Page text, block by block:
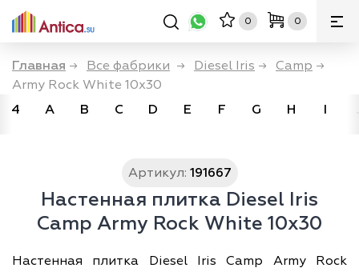
0 0
Главная → Все фабрики → Diesel Iris → Camp →
Army Rock White 10x30
4
A B C D E F G H I
Артикул: 191667
Настенная плитка Diesel Iris
Camp Army Rock White 10x30
Настенная плитка Diesel Iris Camp Army Rock